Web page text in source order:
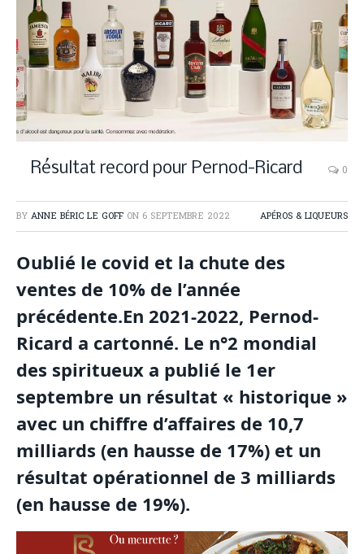
Résultat record pour Pernod-Ricard 0
BY ANNE BÉRIC LE GOFF ON 6 SEPTEMBRE 2022 APÉROS & LIQUEURS
Oublié le covid et la chute des
ventes de 10% de l’année
précédente.En 2021-2022, Pernod-
Ricard a cartonné. Le n°2 mondial
des spiritueux a publié le 1er
septembre un résultat « historique »
avec un chiffre d’affaires de 10,7
milliards (en hausse de 17%) et un
résultat opérationnel de 3 milliards
(en hausse de 19%).